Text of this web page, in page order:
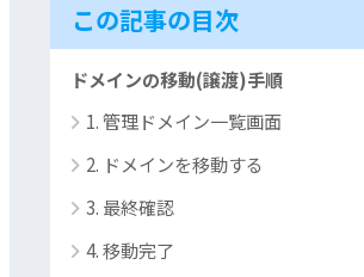
この記事の目次
ドメインの移動(譲渡)手順
1. 管理ドメイン一覧画面
2. ドメインを移動する
3. 最終確認
4. 移動完了